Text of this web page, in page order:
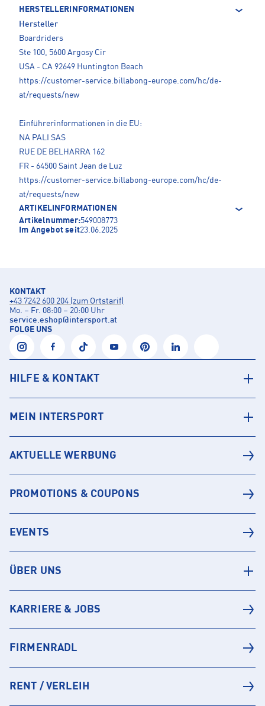
HERSTELLERINFORMATIONEN
Hersteller
Boardriders
Ste 100, 5600 Argosy Cir
USA - CA 92649 Huntington Beach
https://customer-service.billabong-europe.com/hc/de-
at/requests/new
Einführerinformationen in die EU:
NA PALI SAS
RUE DE BELHARRA 162
FR - 64500 Saint Jean de Luz
https://customer-service.billabong-europe.com/hc/de-
at/requests/new
ARTIKELINFORMATIONEN
Artikelnummer:549008773
Im Angebot seit23.06.2025
KONTAKT
+43 7242 600 204 (zum Ortstarif)
Mo. – Fr. 08:00 – 20:00 Uhr
service.eshop@intersport.at
FOLGE UNS
HILFE & KONTAKT
MEIN INTERSPORT
AKTUELLE WERBUNG
PROMOTIONS & COUPONS
EVENTS
ÜBER UNS
KARRIERE & JOBS
FIRMENRADL
RENT / VERLEIH